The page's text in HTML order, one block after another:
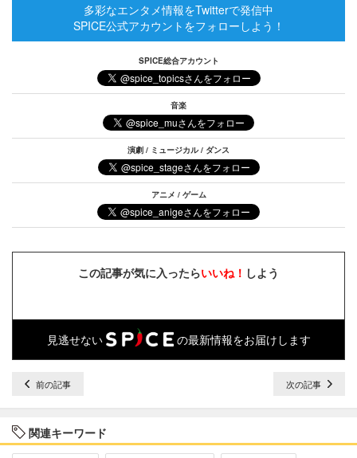
多彩なエンタメ情報をTwitterで発信中
SPICE公式アカウントをフォローしよう！
SPICE総合アカウント
音楽
演劇 / ミュージカル / ダンス
アニメ / ゲーム
この記事が気に入ったらいいね！ しよう
見逃せない の最新情報をお届けします
前の記事 次の記事
関連キーワード